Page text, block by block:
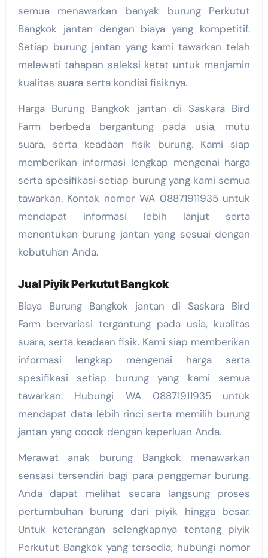
semua menawarkan banyak burung Perkutut
Bangkok jantan dengan biaya yang kompetitif.
Setiap burung jantan yang kami tawarkan telah
melewati tahapan seleksi ketat untuk menjamin
kualitas suara serta kondisi fisiknya.
Harga Burung Bangkok jantan di Saskara Bird
Farm berbeda bergantung pada usia, mutu
suara, serta keadaan fisik burung. Kami siap
memberikan informasi lengkap mengenai harga
serta spesifikasi setiap burung yang kami semua
tawarkan. Kontak nomor WA 08871911935 untuk
mendapat informasi lebih lanjut serta
menentukan burung jantan yang sesuai dengan
kebutuhan Anda.
Jual Piyik Perkutut Bangkok
Biaya Burung Bangkok jantan di Saskara Bird
Farm bervariasi tergantung pada usia, kualitas
suara, serta keadaan fisik. Kami siap memberikan
informasi lengkap mengenai harga serta
spesifikasi setiap burung yang kami semua
tawarkan. Hubungi WA 08871911935 untuk
mendapat data lebih rinci serta memilih burung
jantan yang cocok dengan keperluan Anda.
Merawat anak burung Bangkok menawarkan
sensasi tersendiri bagi para penggemar burung.
Anda dapat melihat secara langsung proses
pertumbuhan burung dari piyik hingga besar.
Untuk keterangan selengkapnya tentang piyik
Perkutut Bangkok yang tersedia, hubungi nomor